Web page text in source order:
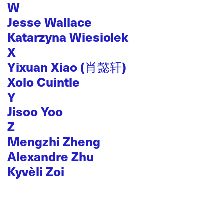
W
Jesse Wallace
Katarzyna Wiesiolek
X
Yixuan Xiao (肖懿轩)
Xolo Cuintle
Y
Jisoo Yoo
Z
Mengzhi Zheng
Alexandre Zhu
Kyvèli Zoi